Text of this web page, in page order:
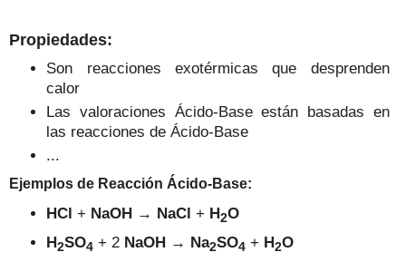
Propiedades:
Son reacciones exotérmicas que desprenden
calor
Las valoraciones Ácido-Base están basadas en
las reacciones de Ácido-Base
...
Ejemplos de Reacción Ácido-Base:
HCl+ NaOH → NaCl+ H2O
H2SO4 + 2 NaOH → Na2SO4 + H2O